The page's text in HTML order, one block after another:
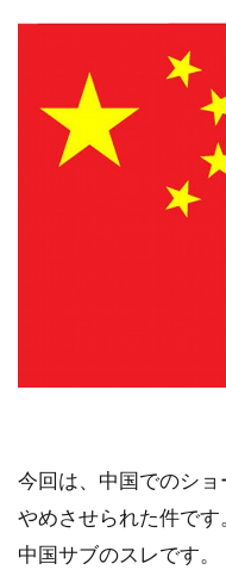
今回は、中国でのシ
やめさせられた件です
中国サブのスレです。